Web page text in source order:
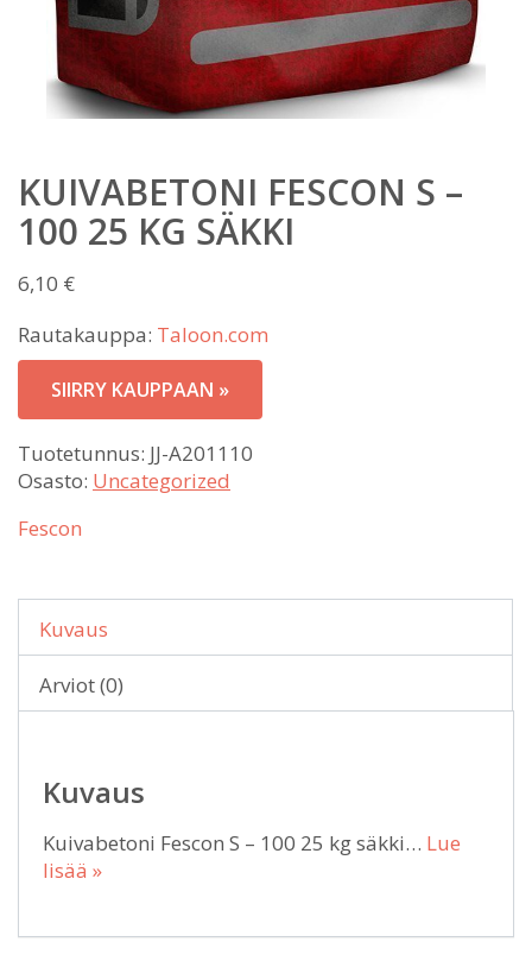
KUIVABETONI FESCON S –
100 25 KG SÄKKI
6,10 €
Rautakauppa: Taloon.com
SIIRRY KAUPPAAN »
Tuotetunnus: JJ-A201110
Osasto: Uncategorized
Fescon
Kuvaus
Arviot (0)
Kuvaus
Kuivabetoni Fescon S – 100 25 kg säkki… Lue
lisää »